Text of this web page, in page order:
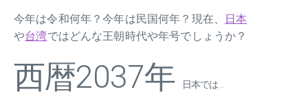
今年は令和何年？今年は民国何年？現在、
日本
や台湾ではどんな王朝時代や年号でしょうか？
西暦2037年 日本では ...